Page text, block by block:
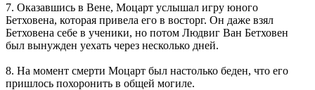
7. Оказавшись в Вене, Моцарт услышал игру юного
Бетховена, которая привела его в восторг. Он даже взял
Бетховена себе в ученики, но потом Людвиг Ван Бетховен
был вынужден уехать через несколько дней.
8. На момент смерти Моцарт был настолько беден, что его
пришлось похоронить в общей могиле.